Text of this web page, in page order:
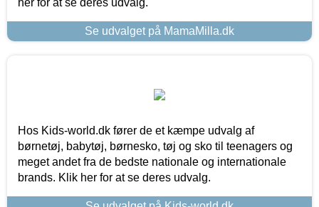
Se udvalget på MamaMilla.dk
Hos Kids-world.dk fører de et kæmpe udvalg af
børnetøj, babytøj, børnesko, tøj og sko til teenagers og
meget andet fra de bedste nationale og internationale
brands. Klik her for at se deres udvalg.